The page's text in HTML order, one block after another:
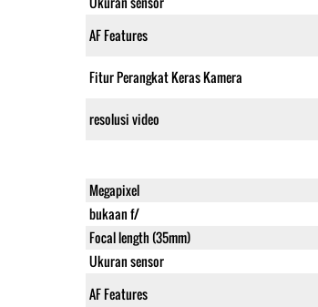
AF Features
Fitur Perangkat Keras Kamera
resolusi video
Megapixel
bukaan f/
Focal length (35mm)
Ukuran sensor
AF Features